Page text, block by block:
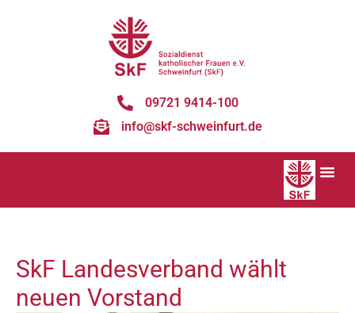
09721 9414-100
info@skf-schweinfurt.de
SkF Landesverband wählt
neuen Vorstand